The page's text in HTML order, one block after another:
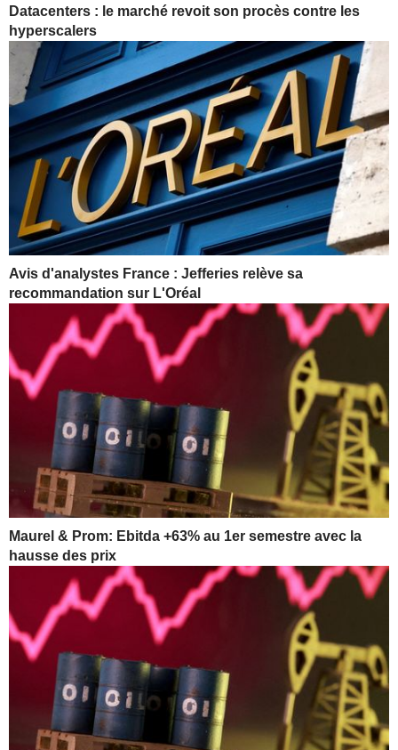
Datacenters : le marché revoit son procès contre les
hyperscalers
Avis d'analystes France : Jefferies relève sa
recommandation sur L'Oréal
Maurel & Prom: Ebitda +63% au 1er semestre avec la
hausse des prix